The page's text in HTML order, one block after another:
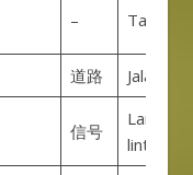
– Taksi
道路 Jalan
信号
Lampu
lintas